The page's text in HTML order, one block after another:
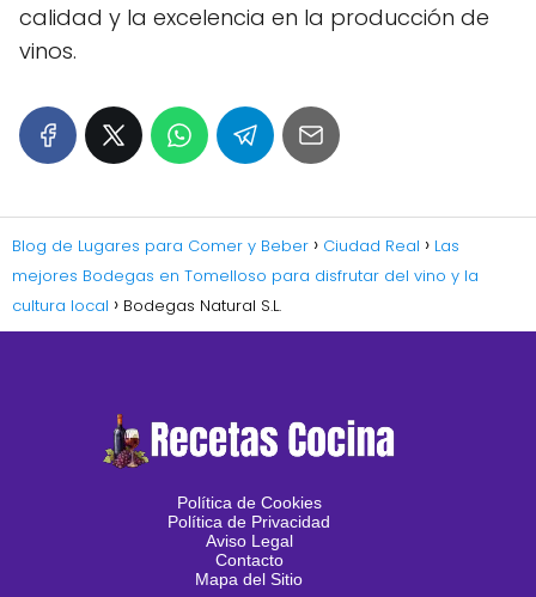
calidad y la excelencia en la producción de
vinos.
Blog de Lugares para Comer y Beber Ciudad Real
Las
mejores Bodegas en Tomelloso para disfrutar del vino y la
cultura local
Bodegas Natural S.L.
Política de Cookies
Política de Privacidad
Aviso Legal
Contacto
Mapa del Sitio